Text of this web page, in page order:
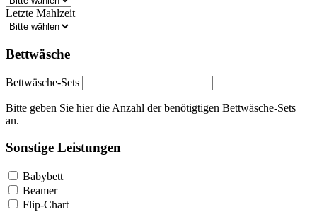
Letzte Mahlzeit
Bettwäsche
Bettwäsche-Sets
Bitte geben Sie hier die Anzahl der benötigtigen Bettwäsche-Sets
an.
Sonstige Leistungen
Babybett
Beamer
Flip-Chart